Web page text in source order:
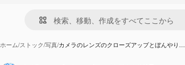
ホーム/ストック/写真/カメラのレンズのクローズアップとぼんやり…